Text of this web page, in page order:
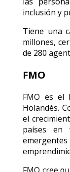
inclusión y
Tiene una
millones,
de 280
FMO
FMO es el
Holandés.
el
países en